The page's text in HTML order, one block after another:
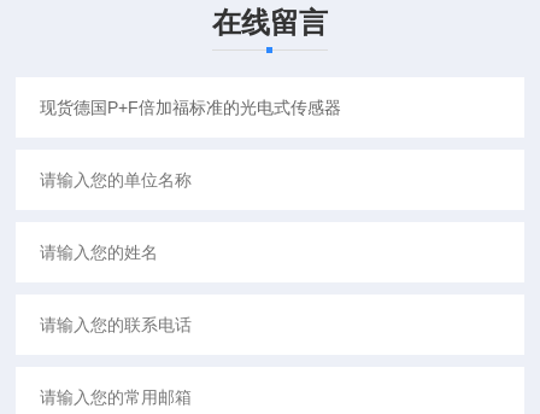
在线留言